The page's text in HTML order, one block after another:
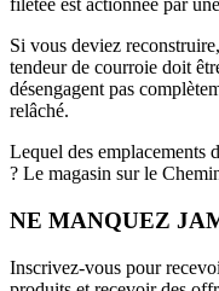
filetée est actionnée par
Si vous deviez
tendeur de courroie doit
désengagent pas
relâché.
Lequel des emplacements
? Le magasin sur le
NE MANQUEZ
Inscrivez-vous pour